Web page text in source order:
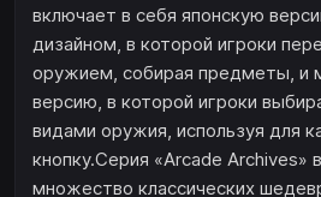
включает в себя японскую
дизайном, в которой игроки
оружием, собирая предметы, и
версию, в которой игроки
видами оружия, используя для
кнопку.Серия «Arcade Archives»
множество классических